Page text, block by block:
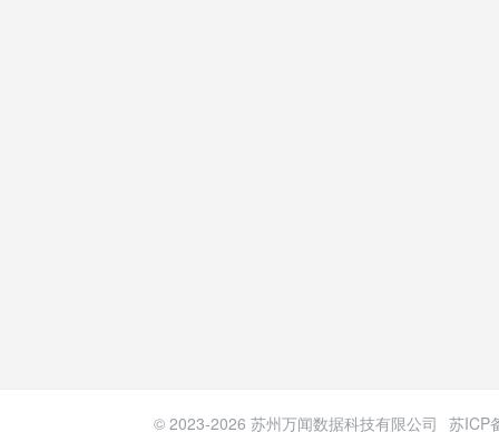
© 2023-2026 苏州万闻数据科技有限公司 苏ICP